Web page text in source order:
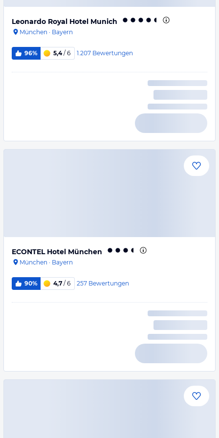
Leonardo Royal Hotel Munich
München · Bayern
96% 5,4/ 6 1.207 Bewertungen
ECONTEL Hotel München
München · Bayern
90% 4,7 / 6 257 Bewertungen